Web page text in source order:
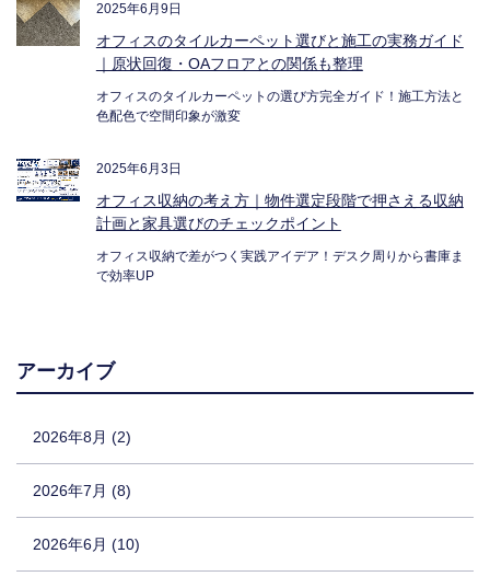
2025年6月9日
オフィスのタイルカーペット選びと施工の実務ガイド
｜原状回復・OAフロアとの関係も整理
オフィスのタイルカーペットの選び方完全ガイド！施工方法と
色配色で空間印象が激変
2025年6月3日
オフィス収納の考え方｜物件選定段階で押さえる収納
計画と家具選びのチェックポイント
オフィス収納で差がつく実践アイデア！デスク周りから書庫ま
で効率UP
アーカイブ
2026年8月 (2)
2026年7月 (8)
2026年6月 (10)